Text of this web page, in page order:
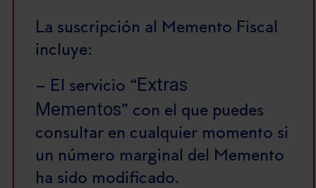
La suscripción al Memento Fiscal
incluye:
– El servicio “Extras
Mementos” con el que puedes
consultar en cualquier momento si
un número marginal del Memento
ha sido modificado.